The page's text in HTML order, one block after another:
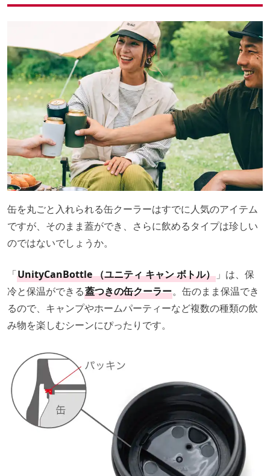
缶を丸ごと入れられる缶クーラーはすでに人気のアイテム
ですが、そのまま蓋ができ、さらに飲めるタイプは珍しい
のではないでしょうか。
「UnityCanBottle （ユニティ キャン ボトル） 」は、保
冷と保温ができる蓋つきの缶クーラー。缶のまま保温でき
るので、キャンプやホームパーティーなど複数の種類の飲
み物を楽しむシーンにぴったりです。